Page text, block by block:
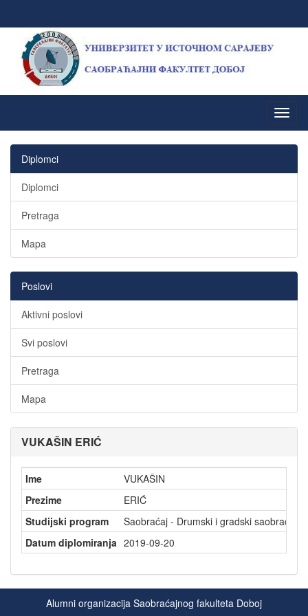
Diplomci
Diplomci
Pretraga
Mapa
Poslovi
Aktivni poslovi
Svi poslovi
Pretraga
Mapa
VUKAŠIN ERIĆ
Ime
VUKAŠIN
Prezime
ERIĆ
Studijski program
Saobraćaj - Drumski i gradski saobraćaj
Datum diplomiranja 2019-09-20
Alumni organizacija Saobraćajnog fakulteta Doboj